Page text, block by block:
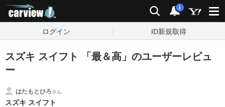
検索 通知
i
ログイン ID新規取得
スズキ スイフト 「最＆高」のユーザーレビュ
ー
はたもとひろさん
スズキ スイフト